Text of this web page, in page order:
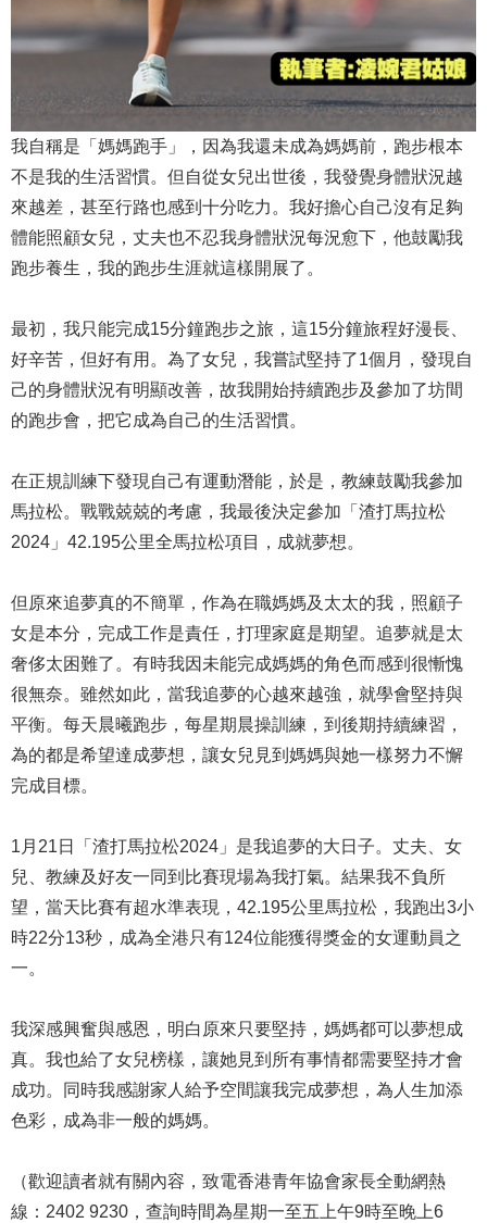
我自稱是「媽媽跑手」，因為我還未成為媽媽前，跑步根本
不是我的生活習慣。但自從女兒出世後，我發覺身體狀況越
來越差，甚至行路也感到十分吃力。我好擔心自己沒有足夠
體能照顧女兒，丈夫也不忍我身體狀況每況愈下，他鼓勵我
跑步養生，我的跑步生涯就這樣開展了。
最初，我只能完成15分鐘跑步之旅，這15分鐘旅程好漫長、
好辛苦，但好有用。為了女兒，我嘗試堅持了1個月，發現自
己的身體狀況有明顯改善，故我開始持續跑步及參加了坊間
的跑步會，把它成為自己的生活習慣。
在正規訓練下發現自己有運動潛能，於是，教練鼓勵我參加
馬拉松。戰戰兢兢的考慮，我最後決定參加「渣打馬拉松
2024」42.195公里全馬拉松項目，成就夢想。
但原來追夢真的不簡單，作為在職媽媽及太太的我，照顧子
女是本分，完成工作是責任，打理家庭是期望。追夢就是太
奢侈太困難了。有時我因未能完成媽媽的角色而感到很慚愧
很無奈。雖然如此，當我追夢的心越來越強，就學會堅持與
平衡。每天晨曦跑步，每星期晨操訓練，到後期持續練習，
為的都是希望達成夢想，讓女兒見到媽媽與她一樣努力不懈
完成目標。
1月21日「渣打馬拉松2024」是我追夢的大日子。丈夫、女
兒、教練及好友一同到比賽現場為我打氣。結果我不負所
望，當天比賽有超水準表現，42.195公里馬拉松，我跑出3小
時22分13秒，成為全港只有124位能獲得獎金的女運動員之
一。
我深感興奮與感恩，明白原來只要堅持，媽媽都可以夢想成
真。我也給了女兒榜樣，讓她見到所有事情都需要堅持才會
成功。同時我感謝家人給予空間讓我完成夢想，為人生加添
色彩，成為非一般的媽媽。
（歡迎讀者就有關內容，致電香港青年協會家長全動網熱
線：2402 9230，查詢時間為星期一至五上午9時至晚上6